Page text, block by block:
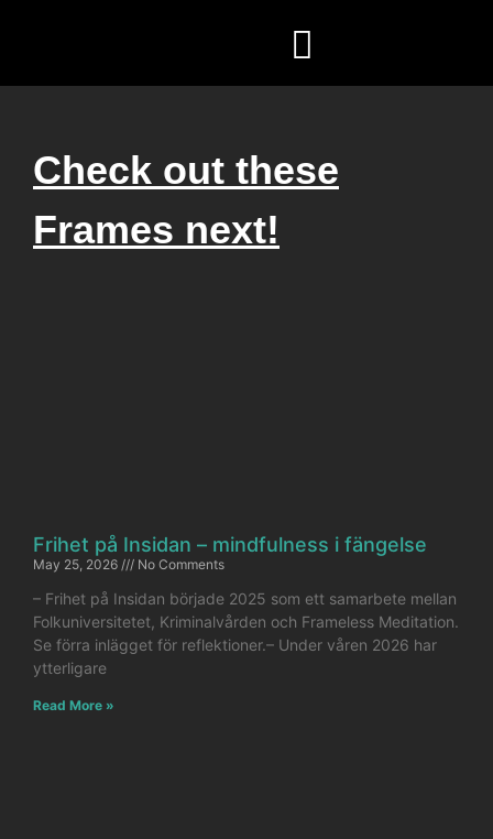
Check out these
Frames next!
Frihet på Insidan – mindfulness i fängelse
May 25, 2026 No Comments
– Frihet på Insidan började 2025 som ett samarbete mellan
Folkuniversitetet, Kriminalvården och Frameless Meditation.
Se förra inlägget för reflektioner.– Under våren 2026 har
ytterligare
Read More »